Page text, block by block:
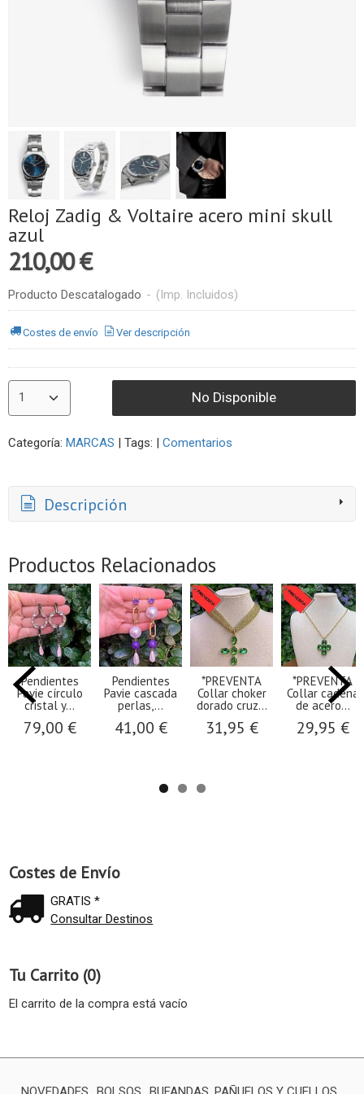
Costes de Envío
GRATIS *
Consultar Destinos
Tu Carrito (0)
El carrito de la compra está vacío
Reloj Zadig & Voltaire acero mini skull
azul
210,00 €
Producto Descatalogado - (Imp. Incluidos)
Costes de envío Ver descripción
No Disponible
Categoría: MARCAS | Tags: | Comentarios
Descripción
Productos Relacionados
Pendientes
Pavie círculo
cristal y...
79,00 €
Pendientes
Pavie cascada
perlas,...
41,00 €
*PREVENTA
Collar choker
dorado cruz...
31,95 €
*PREVENTA
Collar cadena
de acero...
29,95 €